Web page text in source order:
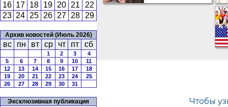
16 17 18 19 20 21
22
23 24 25 26 27 28 29
Архив новостей (Июль 2026)
вс пн вт ср чт пт сб
1 2 3
4
5
6 7 8 9 10
11
12
13 14 15 16 17
18
19
20 21 22 23 24
25
26
27 28 29 30 31
Эксклюзивная публикация